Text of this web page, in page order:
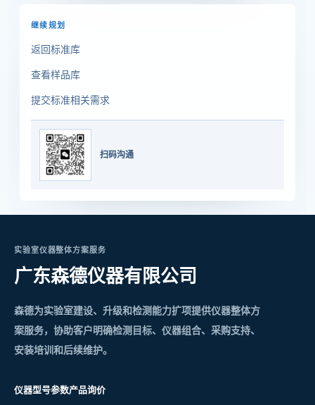
继续规划
返回标准库
查看样品库
提交标准相关需求
扫码沟通
实验室仪器整体方案服务
广东森德仪器有限公司
森德为实验室建设、升级和检测能力扩项提供仪器整体方
案服务，协助客户明确检测目标、仪器组合、采购支持、
安装培训和后续维护。
仪器型号参数产品询价